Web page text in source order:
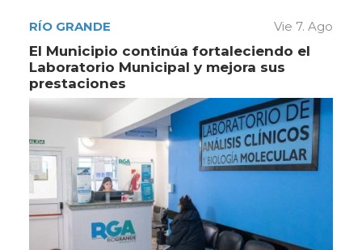
RÍO GRANDE Vie 7. Ago
El Municipio continúa fortaleciendo el
Laboratorio Municipal y mejora sus
prestaciones